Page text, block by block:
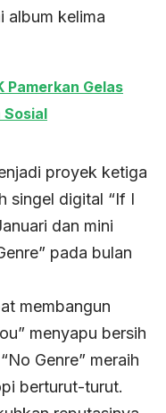
album kelima
Pamerkan Gelas
Sosial
proyek ketiga
singel digital “If I
dan mini
pada bulan
membangun
menyapu bersih
Genre” meraih
berturut-turut.